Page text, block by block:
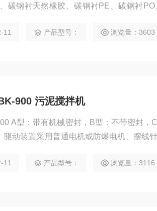
碳钢衬天然橡胶、碳钢衬PE、碳钢衬
11 产品型号： 浏览量：3603
900 污泥搅拌机
A型：带有机械密封，B型：不带密封，
驱动装置采用普通电机或防爆电机、摆线
11 产品型号： 浏览量：3116